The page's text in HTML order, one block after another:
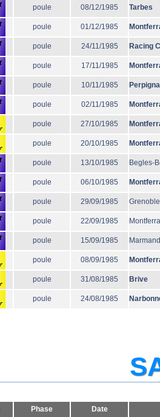
poule 08/12/1985 Tarbes
poule 01/12/1985
poule 24/11/1985 Racing
poule 17/11/1985
poule 10/11/1985
poule 02/11/1985
poule 27/10/1985
poule 20/10/1985
poule 13/10/1985 Begles-
poule 06/10/1985
poule 29/09/1985 Grenoble
poule 22/09/1985
poule 15/09/1985
poule 08/09/1985
poule 31/08/1985 Brive
poule 24/08/1985
Phase Date